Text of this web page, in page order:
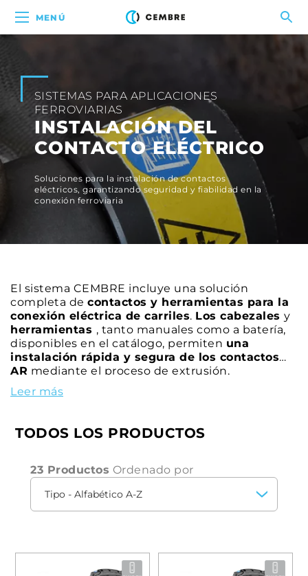
MENÚ
SISTEMAS PARA APLICACIONES
FERROVIARIAS
INSTALACIÓN DEL
CONTACTO ELÉCTRICO
Soluciones para la instalación de contactos
eléctricos, garantizando seguridad y fiabilidad en la
conexión ferroviaria
El sistema CEMBRE incluye una solución
completa de contactos y herramientas para la
conexión eléctrica de carriles. Los cabezales y
herramientas , tanto manuales como a batería,
disponibles en el catálogo, permiten una
instalación rápida y segura de los contactos
AR mediante el proceso de extrusión,
garantizando así
continua de los conductores al carril
retorno de corriente de tracción.
Leer más
TODOS LOS PRODUCTOS
23 Productos Ordenado por